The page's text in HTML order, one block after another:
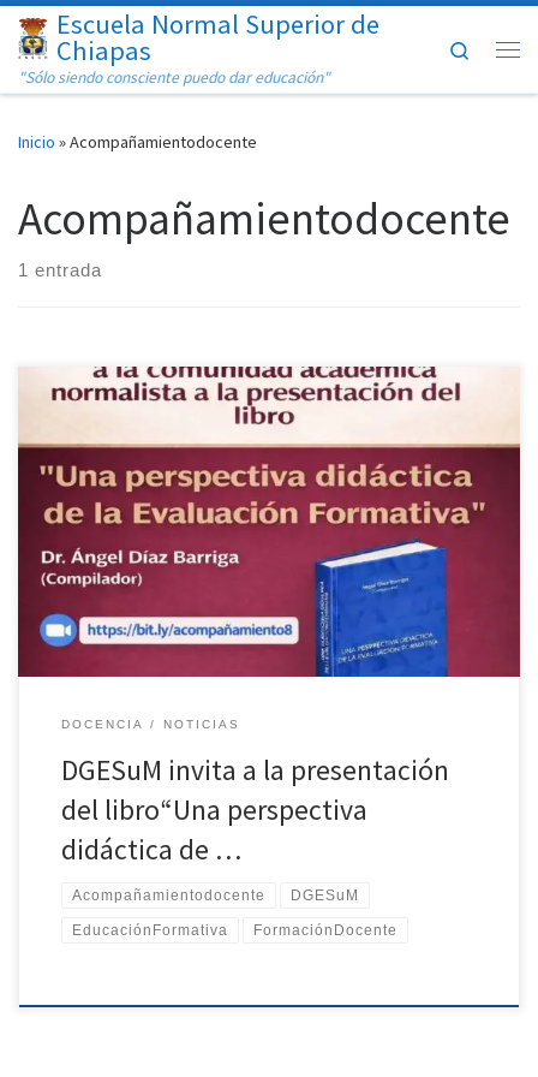
Saltar al contenido
Escuela Normal Superior de
Chiapas
"Sólo siendo consciente puedo dar educación"
Search
Inicio »Acompañamientodocente
Acompañamientodocente
1 entrada
La Dirección General de Educación Superior para el Magisterio
(DGESuM) invita a la comunidad académica normalista a la
presentación del libro “Una perspectiva didáctica de la Evaluación
Formativa”, obra compilada por el Dr. Ángel Díaz Barriga, referente
fundamental en el ámbito educativo nacional. Esta actividad se
enmarca en el Acompañamiento Docente del Octavo Semestre,
como un espacio de reflexión y diálogo en torno a la evaluación
formativa, su sentido pedagógico y su impacto en los procesos de
enseñanza y aprendizaje. Fecha: 26 de enero de […]
DOCENCIA NOTICIAS
DGESuM invita a la presentación
del libro“Una perspectiva
didáctica de …
Acompañamientodocente DGESuM
EducaciónFormativa FormaciónDocente